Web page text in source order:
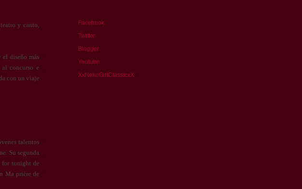
y canto,
diseño más
concurso e
con un viaje
talentos
Su segunda
for tonight de
Ma prière de
Facebook
Twitter
Blogger
Youtube
XxNekoGirlClassicxX